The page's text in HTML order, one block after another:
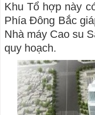
Khu Tổ hợp này
Phía Đông Bắc
Nhà máy Cao su
quy hoạch.